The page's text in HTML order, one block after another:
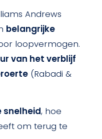
Andrews
belangrijke
loopvermogen.
van het verblijf
(Rabadi &
snelheid, hoe
om terug te